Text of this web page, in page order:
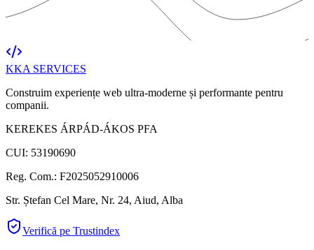
KKA SERVICES
Construim experiențe web ultra-moderne și performante pentru
companii.
KEREKES ÁRPÁD-ÁKOS PFA
CUI: 53190690
Reg. Com.: F2025052910006
Str. Ștefan Cel Mare, Nr. 24, Aiud, Alba
Verifică pe Trustindex